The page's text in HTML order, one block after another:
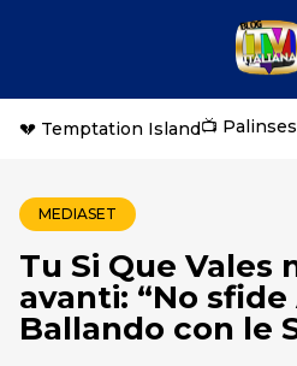
💔 Temptation Island📺
MEDIASET
Tu Si Que
avanti: “No
Ballando con le